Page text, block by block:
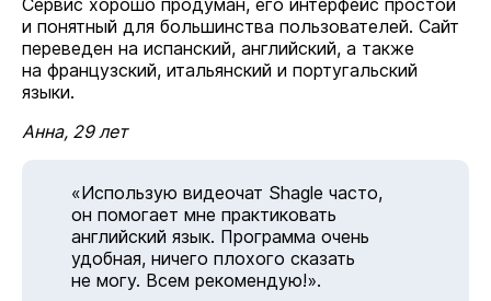
Сервис хорошо продуман, его интерфейс простой
и понятный для большинства пользователей. Сайт
переведен на испанский, английский, а также
на французский, итальянский и португальский
языки.
Анна, 29 лет
«Использую видеочат Shagle часто,
он помогает мне практиковать
английский язык. Программа очень
удобная, ничего плохого сказать
не могу. Всем рекомендую!».